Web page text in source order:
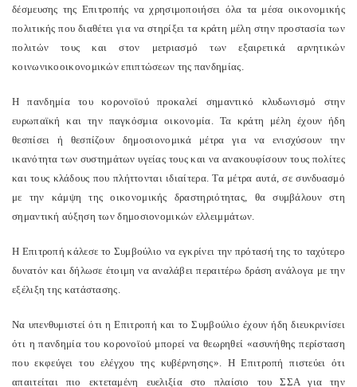
δέσμευσης της Επιτροπής να χρησιμοποιήσει όλα τα μέσα οικονομικής
πολιτικής που διαθέτει για να στηρίξει τα κράτη μέλη στην προστασία των
πολιτών τους και στον μετριασμό των εξαιρετικά αρνητικών
κοινωνικοοικονομικών επιπτώσεων της πανδημίας.
Η πανδημία του κορονοϊού προκαλεί σημαντικό κλυδωνισμό στην
ευρωπαϊκή και την παγκόσμια οικονομία. Τα κράτη μέλη έχουν ήδη
θεσπίσει ή θεσπίζουν δημοσιονομικά μέτρα για να ενισχύσουν την
ικανότητα των συστημάτων υγείας τους και να ανακουφίσουν τους πολίτες
και τους κλάδους που πλήττονται ιδιαίτερα. Τα μέτρα αυτά, σε συνδυασμό
με την κάμψη της οικονομικής δραστηριότητας, θα συμβάλουν στη
σημαντική αύξηση των δημοσιονομικών ελλειμμάτων.
Η Επιτροπή κάλεσε το Συμβούλιο να εγκρίνει την πρότασή της το ταχύτερο
δυνατόν και δήλωσε έτοιμη να αναλάβει περαιτέρω δράση ανάλογα με την
εξέλιξη της κατάστασης.
Να υπενθυμιστεί ότι η Επιτροπή και το Συμβούλιο έχουν ήδη διευκρινίσει
ότι η πανδημία του κορονοϊού μπορεί να θεωρηθεί «ασυνήθης περίσταση
που εκφεύγει του ελέγχου της κυβέρνησης». Η Επιτροπή πιστεύει ότι
απαιτείται πιο εκτεταμένη ευελιξία στο πλαίσιο του ΣΣΑ για την